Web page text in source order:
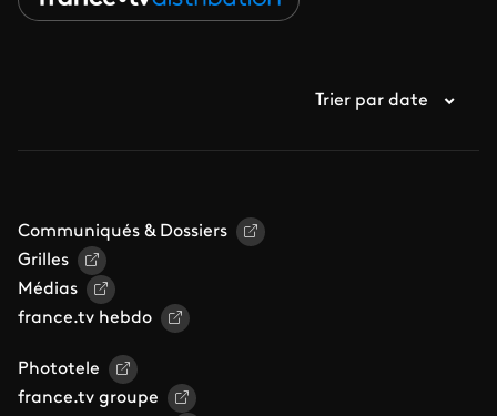
Trier par date
Communiqués & Dossiers
Grilles
Médias
france.tv hebdo
Phototele
france.tv groupe